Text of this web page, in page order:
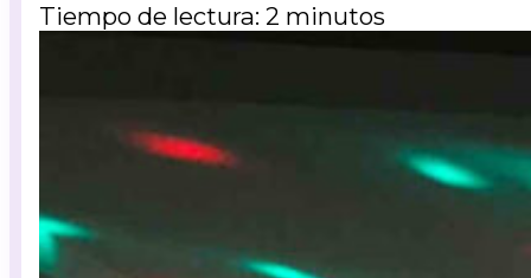
Tiempo de lectura: 2 minutos